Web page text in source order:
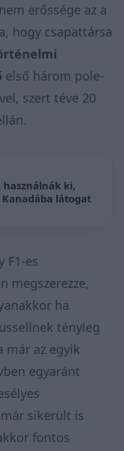
erőssége az a
hogy csapattársa
első három pole-
szert téve 20
ki,
látogat
F1-es
megszerezze,
ha
tényleg
már az egyik
egyaránt
sikerült is
fontos